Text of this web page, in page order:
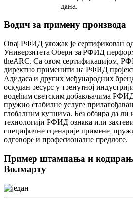
дана.
Водич за примену производа
Овај РФИД уложак је сертификован
Универзитета Оберн за РФИД
theARC. Са овом сертификацијом,
директно применити на РФИД
Адидаса и других међународних
оскудан ресурс у тренутној
водећим светским добављачима
пружио стабилне услуге
глобалним купцима. Без обзира да ли
технологији РФИД ознака или
специфичне сценарије примене,
одговоре и професионалне предлоге.
Пример штампања и
Волмарту